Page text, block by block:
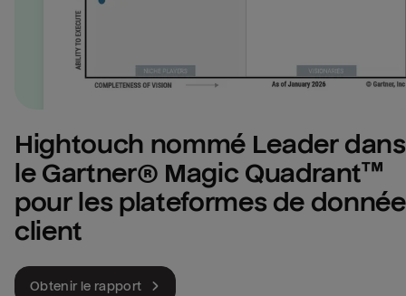
Hightouch nommé Leader dans
le Gartner® Magic Quadrant™
pour les plateformes de
client
Obtenir le rapport